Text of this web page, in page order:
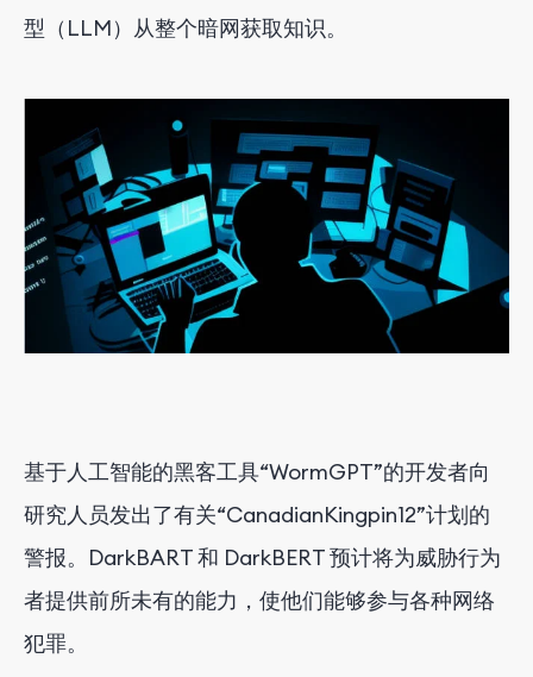
型（LLM）从整个暗网获取知识。
基于人工智能的黑客工具“WormGPT”的开发者向
研究人员发出了有关“CanadianKingpin12”计划的
警报。DarkBART 和 DarkBERT 预计将为威胁行为
者提供前所未有的能力，使他们能够参与各种网络
犯罪。